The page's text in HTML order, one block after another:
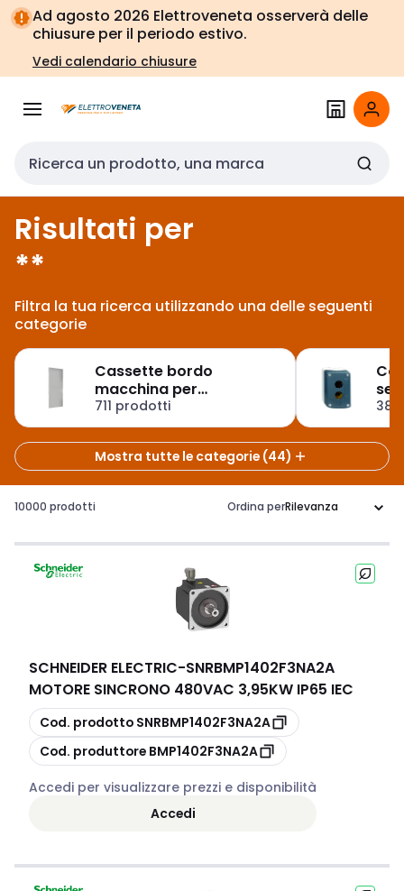
Vai alla
navigazione
Vai
alla
pagina
Ad agosto 2026 Elettroveneta osserverà delle
chiusure per il periodo estivo.
Vedi calendario chiusure
Cerca input
Risultati per
**
Filtra la tua ricerca utilizzando una delle seguenti
categorie
Cassette bordo
macchina per
automazione
711 prodotti
Mostra tutte le categorie (44)
10000 prodotti Ordina per
SCHNEIDER ELECTRIC-SNRBMP1402F3NA2A
MOTORE SINCRONO 480VAC 3,95KW IP65 IEC
copia
Cod. prodotto SNRBMP1402F3NA2A
copia
Cod. produttore BMP1402F3NA2A
Accedi per visualizzare prezzi e disponibilità
Accedi